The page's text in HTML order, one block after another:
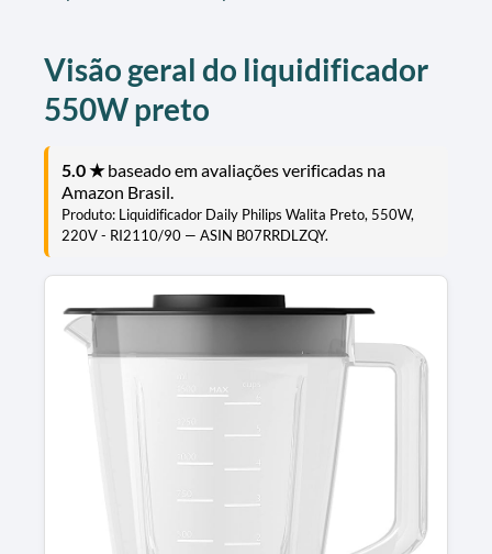
Visão geral do liquidificador
550W preto
5.0 ★baseado em avaliações verificadas na
Amazon Brasil.
Produto: Liquidificador Daily Philips Walita Preto, 550W,
220V - RI2110/90 — ASIN B07RRDLZQY.